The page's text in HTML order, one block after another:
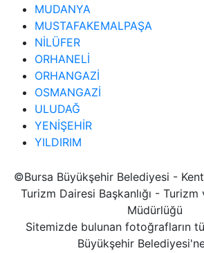
MUDANYA
MUSTAFAKEMALPAŞA
NİLÜFER
ORHANELİ
ORHANGAZİ
OSMANGAZİ
ULUDAĞ
YENİŞEHİR
YILDIRIM
©Bursa Büyükşehir Belediyesi - Kent
Turizm Dairesi Başkanlığı - Turizm
Müdürlüğü
Sitemizde bulunan fotoğrafların
Büyükşehir